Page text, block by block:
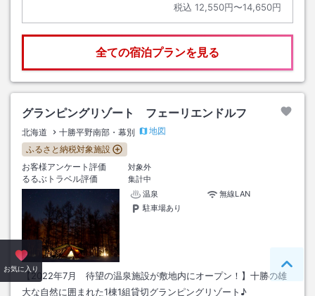
税込 12,550円〜14,650円
全ての宿泊プランを見る
グランピングリゾート フェーリエンドルフ
北海道 十勝平野南部・幕別
地図
ふるさと納税対象施設
お客様アンケート評価
対象外
るるぶトラベル評価
集計中
温泉
無線LAN
駐車場あり
【2022年7月 待望の温泉施設が敷地内にオープン！】十勝の雄
大な自然に囲まれた1棟1組貸切グランピングリゾート♪
お気に入り ペー